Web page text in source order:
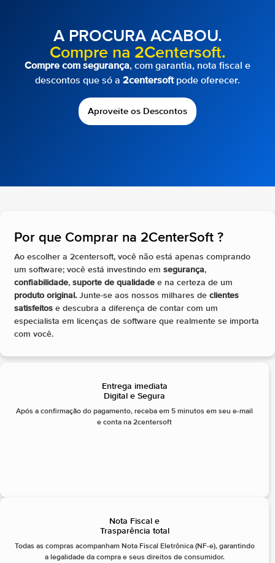
A PROCURA ACABOU.
Compre na 2Centersoft.
Compre com segurança, com garantia, nota fiscal e
descontos que só a 2centersoftpode oferecer.
Aproveite os Descontos
Por que Comprar na 2CenterSoft ?​
Ao escolher a 2centersoft, você não está apenas comprando
um software; você está investindo em segurança,
confiabilidade, suporte de qualidade e na certeza de um
produto original.Junte-se aos nossos milhares de clientes
satisfeitos e descubra a diferença de contar com um
especialista em licenças de software que realmente se importa
com você.
Entrega imediata
Digital e Segura
Após a confirmação do pagamento, receba em 5 minutos em seu e-mail
e conta na 2centersoft
Nota Fiscal e
Trasparência total
Todas as compras acompanham Nota Fiscal Eletrônica (NF-e), garantindo
a legalidade da compra e seus direitos de consumidor.